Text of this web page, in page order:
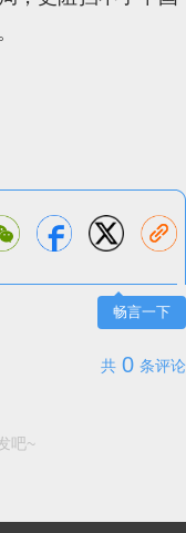
畅言一下
共 0 条评论
吧~